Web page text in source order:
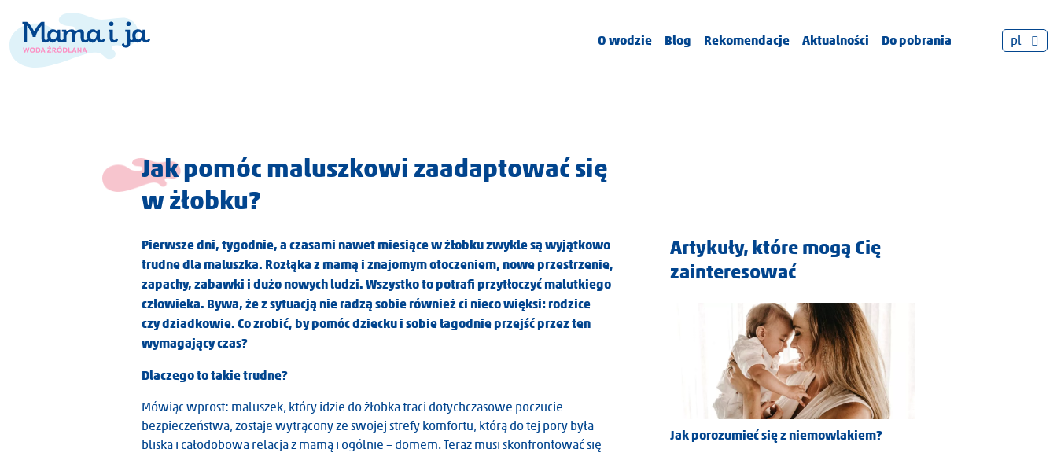
O wodzie Blog Rekomendacje Aktualności Do pobrania pl
Jak pomóc maluszkowi zaadaptować się
w żłobku?
Pierwsze dni, tygodnie, a czasami nawet miesiące w żłobku zwykle są wyjątkowo
trudne dla maluszka. Rozłąka z mamą i znajomym otoczeniem, nowe przestrzenie,
zapachy, zabawki i dużo nowych ludzi. Wszystko to potrafi przytłoczyć malutkiego
człowieka. Bywa, że z sytuacją nie radzą sobie również ci nieco więksi: rodzice
czy dziadkowie. Co zrobić, by pomóc dziecku i sobie łagodnie przejść przez ten
wymagający czas?
Dlaczego to takie trudne?
Mówiąc wprost: maluszek, który idzie do żłobka traci dotychczasowe poczucie
bezpieczeństwa, zostaje wytrącony ze swojej strefy komfortu, którą do tej pory była
bliska i całodobowa relacja z mamą i ogólnie – domem. Teraz musi skonfrontować się
Artykuły, które mogą Cię
zainteresować
Jak porozumieć się z niemowlakiem?